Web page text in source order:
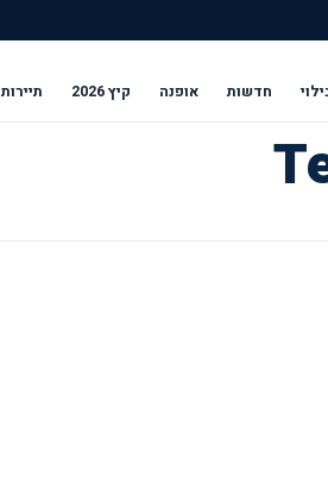
חדשות אופנה קיץ 2026 תיירות